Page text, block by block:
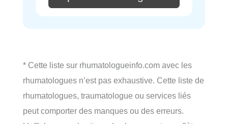
* Cette liste sur rhumatologueinfo.com avec les
rhumatologues n’est pas exhaustive. Cette liste de
rhumatologues, traumatologue ou services liés
peut comporter des manques ou des erreurs.